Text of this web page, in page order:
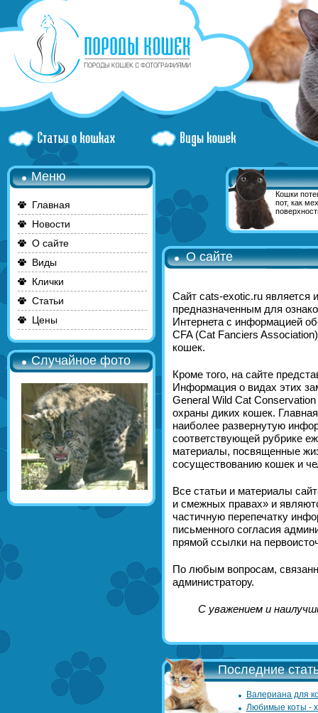
Меню
Главная
Новости
О сайте
Виды
Клички
Статьи
Цены
Случайное фото
Кошки
пот, как
О сайте
Сайт cats-exotic.ru является
предназначенным для
Интернета с информацией
CFA (Cat Fanciers
кошек.
Кроме того, на сайте
Информация о видах этих
General Wild Cat
охраны диких кошек.
наиболее развернутую
соответствующей рубрике
материалы, посвященные
сосуществованию кошек и
Все статьи и материалы
и смежных правах» и
частичную перепечатку
письменного согласия
прямой ссылки на
По любым вопросам,
администратору.
С уважением и
Последние
Валериана для
Любимые коты -